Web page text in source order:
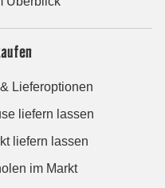
Lieferoptionen
liefern lassen
liefern lassen
im Markt